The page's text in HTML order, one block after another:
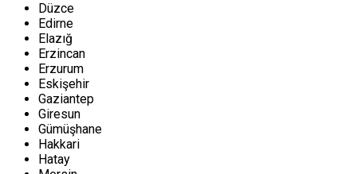
Düzce
Edirne
Elazığ
Erzincan
Erzurum
Eskişehir
Gaziantep
Giresun
Gümüşhane
Hakkari
Hatay